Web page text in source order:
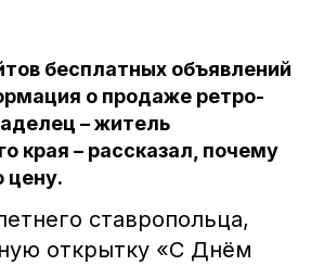
бесплатных объявлений
о продаже ретро-
– житель
края – рассказал, почему
цену.
ставропольца,
открытку «С Днём